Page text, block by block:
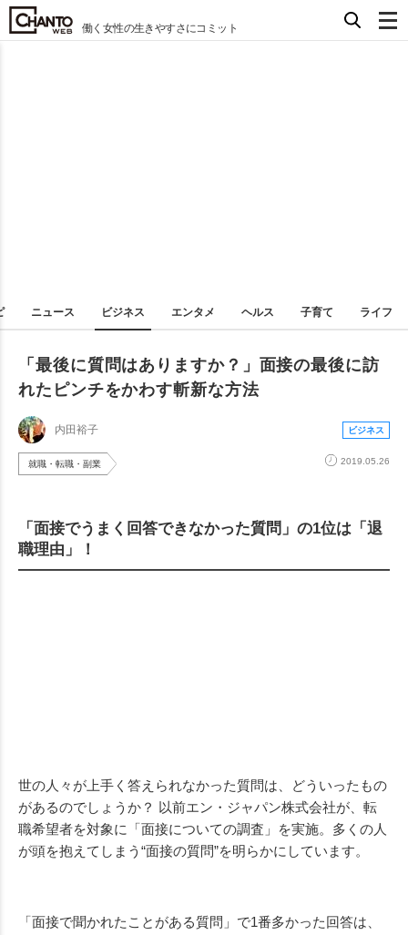
働く女性の生きやすさにコミット
ニュース ビジネス エンタメ ヘルス 子育て ライフ
「最後に質問はありますか？」面接の最後に訪
れたピンチをかわす斬新な方法
内田裕子 ビジネス
就職・転職・副業 2019.05.26
「面接でうまく回答できなかった質問」の1位は「退
職理由」！
世の人々が上手く答えられなかった質問は、どういったもの
があるのでしょうか？ 以前エン・ジャパン株式会社が、転
職希望者を対象に「面接についての調査」を実施。多くの人
が頭を抱えてしまう“面接の質問”を明らかにしています。
「面接で聞かれたことがある質問」で1番多かった回答は、